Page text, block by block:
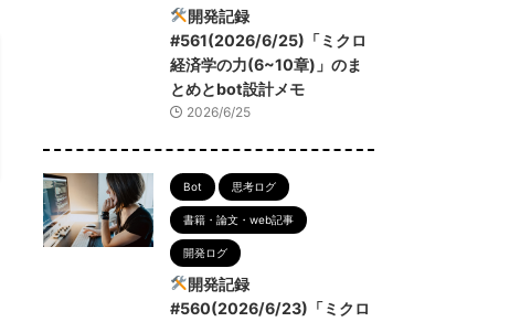
開発記録
#561(2026/6/25)「ミクロ
経済学の力(6~10章)」のま
とめとbot設計メモ
2026/6/25
Bot 思考ログ
書籍・論文・web記事
開発ログ
開発記録
#560(2026/6/23)「ミクロ